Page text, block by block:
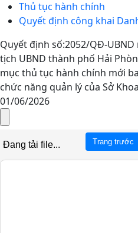
Thủ tục hành chính
Quyết định công khai
Quyết định số:2052/QĐ-UBND
tịch UBND thành phố Hải
mục thủ tục hành chính mới
chức năng quản lý của Sở
01/06/2026